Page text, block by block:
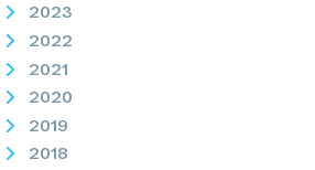
2023
2022
2021
2020
2019
2018